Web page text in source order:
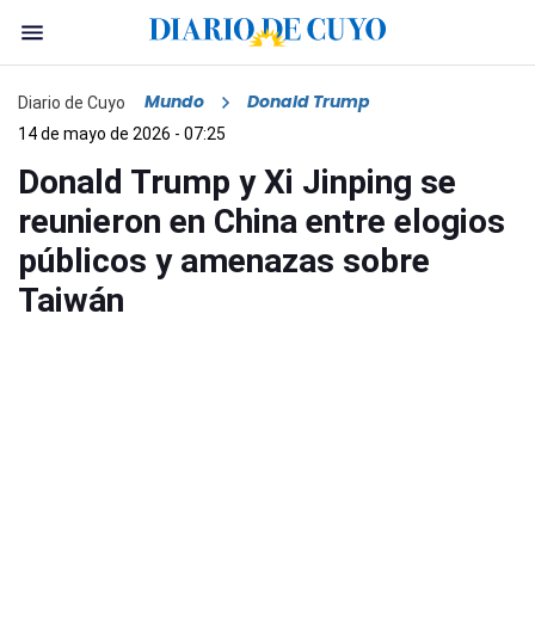
Diario de Cuyo Mundo Donald Trump
14 de mayo de 2026 - 07:25
Donald Trump y Xi Jinping se
reunieron en China entre elogios
públicos y amenazas sobre
Taiwán